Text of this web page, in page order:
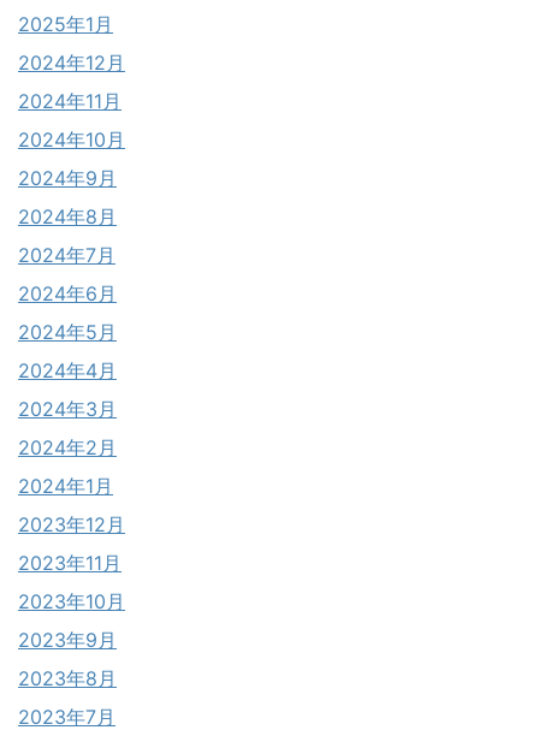
2025年1月
2024年12月
2024年11月
2024年10月
2024年9月
2024年8月
2024年7月
2024年6月
2024年5月
2024年4月
2024年3月
2024年2月
2024年1月
2023年12月
2023年11月
2023年10月
2023年9月
2023年8月
2023年7月